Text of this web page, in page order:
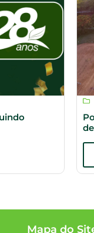
Mapa do